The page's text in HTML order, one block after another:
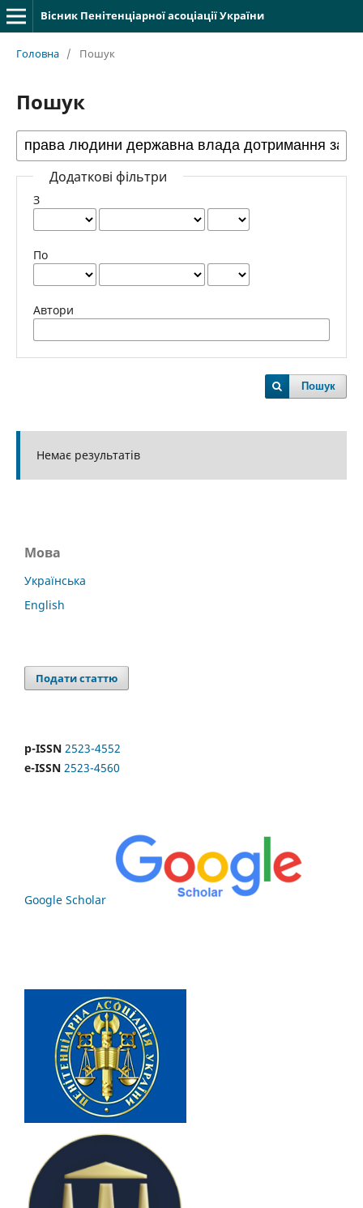
Вісник Пенітенціарної асоціації України
Головна / Пошук
Пошук
Додаткові фільтри
З
По
Автори
Пошук
Немає результатів
Мова
Українська
English
Подати статтю
p-ISSN 2523-4552
e-ISSN 2523-4560
Google Scholar